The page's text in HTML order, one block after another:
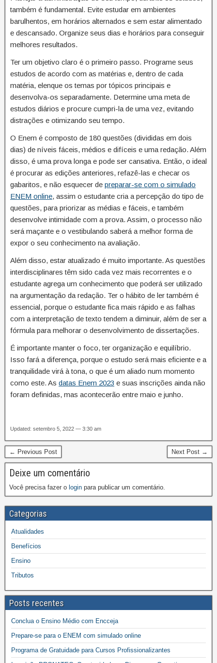
também é fundamental. Evite estudar em ambientes
barulhentos, em horários alternados e sem estar alimentado
e descansado. Organize seus dias e horários para conseguir
melhores resultados.
Ter um objetivo claro é o primeiro passo. Programe seus
estudos de acordo com as matérias e, dentro de cada
matéria, elenque os temas por tópicos principais e
desenvolva-os separadamente. Determine uma meta de
estudos diários e procure cumpri-la de uma vez, evitando
distrações e otimizando seu tempo.
O Enem é composto de 180 questões (divididas em dois
dias) de níveis fáceis, médios e difíceis e uma redação. Além
disso, é uma prova longa e pode ser cansativa. Então, o ideal
é procurar as edições anteriores, refazê-las e checar os
gabaritos, e não esquecer de preparar-se com o simulado
ENEM online, assim o estudante cria a percepção do tipo de
questões, para priorizar as médias e fáceis, e também
desenvolve intimidade com a prova. Assim, o processo não
será maçante e o vestibulando saberá a melhor forma de
expor o seu conhecimento na avaliação.
Além disso, estar atualizado é muito importante. As questões
interdisciplinares têm sido cada vez mais recorrentes e o
estudante agrega um conhecimento que poderá ser utilizado
na argumentação da redação. Ter o hábito de ler também é
essencial, porque o estudante fica mais rápido e as falhas
com a interpretação de texto tendem a diminuir, além de ser a
fórmula para melhorar o desenvolvimento de dissertações.
É importante manter o foco, ter organização e equilíbrio.
Isso fará a diferença, porque o estudo será mais eficiente e a
tranquilidade virá à tona, o que é um aliado num momento
como este. As datas Enem 2023 e suas inscrições ainda não
foram definidas, mas acontecerão entre maio e junho.
Updated: setembro 5, 2022 — 3:30 am
← Previous Post Next Post →
Deixe um comentário
Você precisa fazer o login para publicar um comentário.
Categorias
Atualidades
Benefícios
Ensino
Tributos
Posts recentes
Conclua o Ensino Médio com Encceja
Prepare-se para o ENEM com simulado online
Programa de Gratuidade para Cursos Profissionalizantes